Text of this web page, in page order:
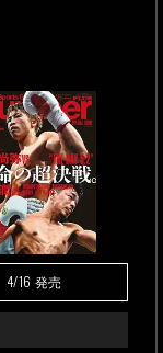
4/16 発売